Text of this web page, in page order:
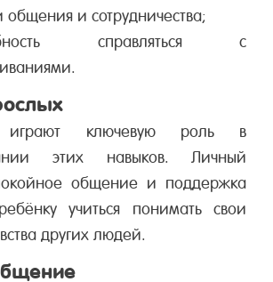
общения и сотрудничества;
справляться с
играют ключевую роль в
этих навыков. Личный
общение и поддержка
учиться понимать свои
других людей.